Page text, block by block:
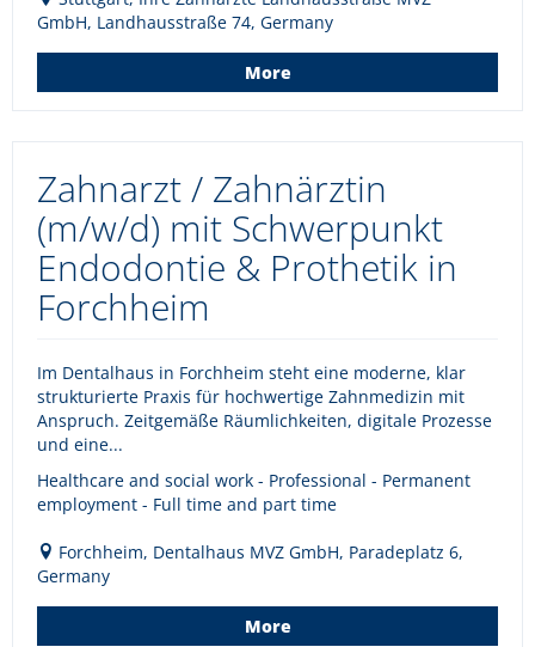
GmbH, Landhausstraße 74, Germany
More
Zahnarzt / Zahnärztin
(m/w/d) mit Schwerpunkt
Endodontie & Prothetik in
Forchheim
Im Dentalhaus in Forchheim steht eine moderne, klar
strukturierte Praxis für hochwertige Zahnmedizin mit
Anspruch. Zeitgemäße Räumlichkeiten, digitale Prozesse
und eine...
Healthcare and social work - Professional - Permanent
employment - Full time and part time
Forchheim, Dentalhaus MVZ GmbH, Paradeplatz 6,
Germany
More